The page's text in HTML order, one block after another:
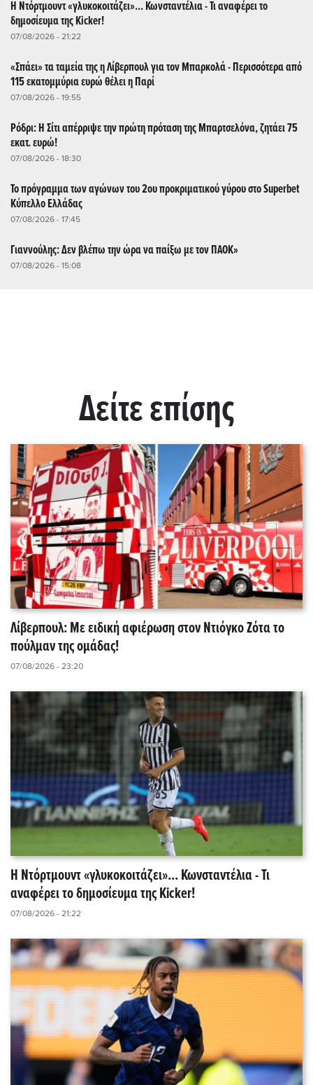
Η Ντόρτμουντ «γλυκοκοιτάζει»... Κωνσταντέλια - Τι αναφέρει το
δημοσίευμα της Kicker!
07/08/2026 - 21:22
«Σπάει» τα ταμεία της η Λίβερπουλ για τον Μπαρκολά - Περισσότερα από
115 εκατομμύρια ευρώ θέλει η Παρί
07/08/2026 - 19:55
Ρόδρι: Η Σίτι απέρριψε την πρώτη πρόταση της Μπαρτσελόνα, ζητάει 75
εκατ. ευρώ!
07/08/2026 - 18:30
Το πρόγραμμα των αγώνων του 2ου προκριματικού γύρου στο Superbet
Κύπελλο Ελλάδας
07/08/2026 - 17:45
Γιαννούλης: Δεν βλέπω την ώρα να παίξω με τον ΠΑΟΚ»
07/08/2026 - 15:08
Δείτε επίσης
Λίβερπουλ: Με ειδική αφιέρωση στον Ντιόγκο Ζότα το
πούλμαν της ομάδας!
07/08/2026 - 23:20
Η Ντόρτμουντ «γλυκοκοιτάζει»... Κωνσταντέλια - Τι
αναφέρει το δημοσίευμα της Kicker!
07/08/2026 - 21:22